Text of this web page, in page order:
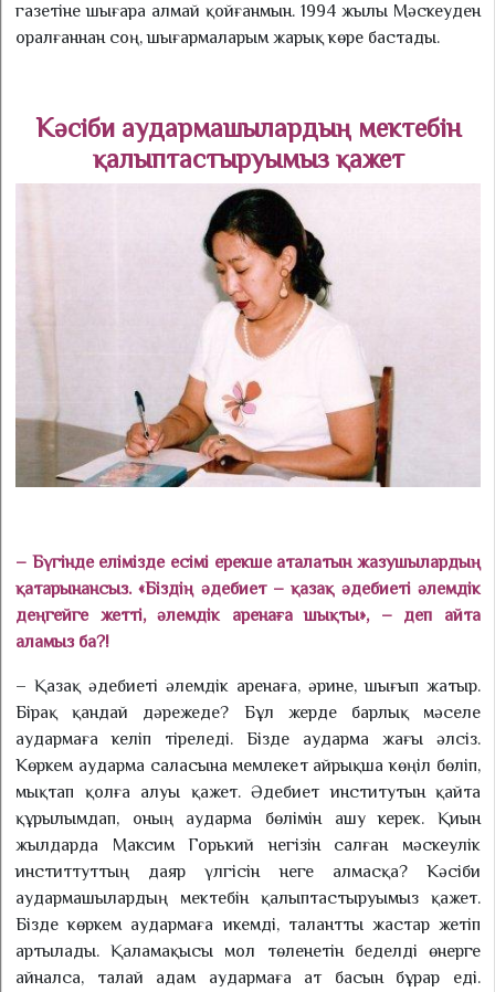
газетіне шығара ал­май қойғанмын. 1994 жылы Мәс­кеуден
оралғаннан соң, шы­ғармаларым жарық көре бастады.
Кәсіби аудармашылардың мектебін
қалыптастыруымыз қажет
– Бүгінде елімізде есімі ерекше аталатын жазушылардың
қатарынансыз. «Біздің әдебиет – қазақ әдебиеті әлемдік
деңгейге жетті, әлемдік аренаға шықты», – деп айта
аламыз ба?!
– Қазақ әдебиеті әлемдік аренаға, әрине, шығып жатыр.
Бірақ қандай дәрежеде? Бұл жерде барлық мәселе
аудармаға келіп тіреледі. Бізде аударма жағы әлсіз.
Көркем аударма саласына мемлекет айрықша көңіл бөліп,
мықтап қолға алуы қажет. Әдебиет институтын қайта
құрылымдап, оның аударма бөлімін ашу керек. Қиын
жылдарда Максим Горький негізін салған мәскеулік
инститтуттың даяр үлгісін неге алмасқа? Кәсіби
аудармашылардың мектебін қалыптастыруымыз қажет.
Бізде көркем аудармаға икемді, талантты жастар жетіп
артылады. Қаламақысы мол төленетін беделді өнерге
айналса, талай адам аудармаға ат басын бұрар еді.